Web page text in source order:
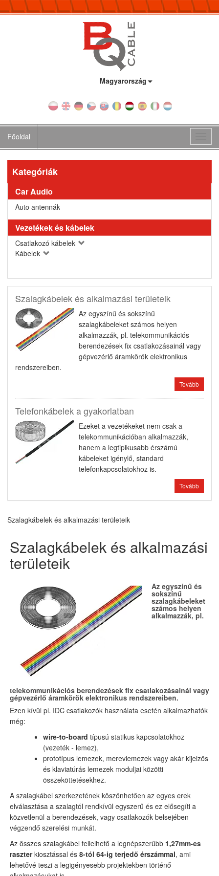
Magyarország
Főoldal
Kategóriák
Car Audio
Auto antennák
Vezetékek és kábelek
Csatlakozó kábelek
Kábelek
Szalagkábelek és alkalmazási területeik
Az egyszínű és sokszínű
szalagkábeleket számos helyen
alkalmazzák, pl. telekommunikációs
berendezések fix csatlakozásainál vagy
gépvezérlő áramkörök elektronikus
rendszereiben.
Tovább
Telefonkábelek a gyakorlatban
Ezeket a vezetékeket nem csak a
telekommunikációban alkalmazzák,
hanem a legtipikusabb érszámú
kábeleket igénylő, standard
telefonkapcsolatokhoz is.
Tovább
Szalagkábelek és alkalmazási területeik
Szalagkábelek és alkalmazási
területeik
Az egyszínű és
sokszínű
szalagkábeleket
számos helyen
alkalmazzák, pl.
telekommunikációs berendezések fix csatlakozásainál vagy
gépvezérlő áramkörök elektronikus rendszereiben.
Ezen kívül pl. IDC csatlakozók használata esetén alkalmazhatók
még:
wire-to-board típusú statikus kapcsolatokhoz
(vezeték - lemez),
prototípus lemezek, merevlemezek vagy akár kijelzős
és klaviatúrás lemezek moduljai közötti
összeköttetésekhez.
A szalagkábel szerkezetének köszönhetően az egyes erek
elválasztása a szalagtól rendkívül egyszerű és ez elősegíti a
közvetlenül a berendezések, vagy csatlakozók belsejében
végzendő szerelési munkát.
Az összes szalagkábel fellelhető a legnépszerűbb 1,27mm-es
raszterkiosztással és 8-tól 64-ig terjedő érszámmal, ami
lehetővé teszi a legigényesebb projektekben történő